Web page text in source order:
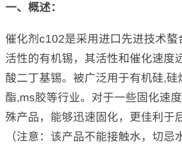
一、概述：
催化剂c102是采用进口先进技术螯
活性的有机锡，其活性和催化速度
酸二丁基锡。被广泛用于有机硅,硅
酯,ms胶等行业。对于一些固化速
殊产品，能够迅速固化，更佳利于
（注意：该产品不能接触水，切忌